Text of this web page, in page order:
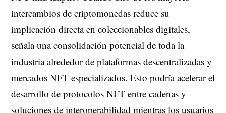
intercambios de criptomonedas reduce su
implicación directa en coleccionables digitales,
señala una consolidación potencial de toda la
industria alrededor de plataformas descentralizadas y
mercados NFT especializados. Esto podría acelerar el
desarrollo de protocolos NFT entre cadenas y
soluciones de interoperabilidad mientras los usuarios